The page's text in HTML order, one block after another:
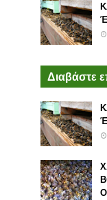
Διαβάστε